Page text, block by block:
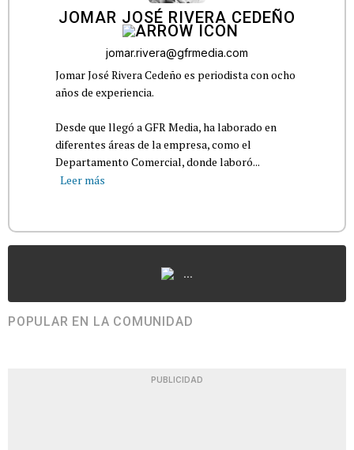
JOMAR JOSÉ RIVERA CEDEÑO
jomar.rivera@gfrmedia.com
Jomar José Rivera Cedeño es periodista con ocho
años de experiencia.
Desde que llegó a GFR Media, ha laborado en
diferentes áreas de la empresa, como el
Departamento Comercial, donde laboró...
Leer más
...
POPULAR EN LA COMUNIDAD
PUBLICIDAD